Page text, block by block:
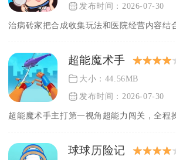
发布时间：2026-07-30
超能魔术手
大小：44.56MB
发布时间：2026-07-30
球球历险记